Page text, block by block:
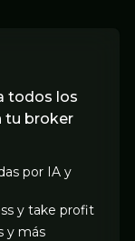
todos los
tu broker
por IA y
y take profit
y más